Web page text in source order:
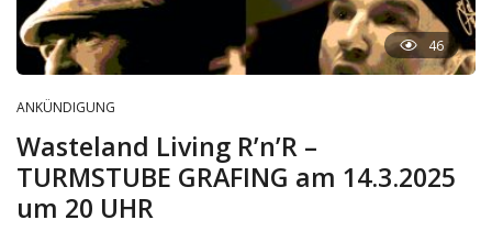
46
ANKÜNDIGUNG
Wasteland Living R’n’R –
TURMSTUBE GRAFING am 14.3.2025
um 20 UHR